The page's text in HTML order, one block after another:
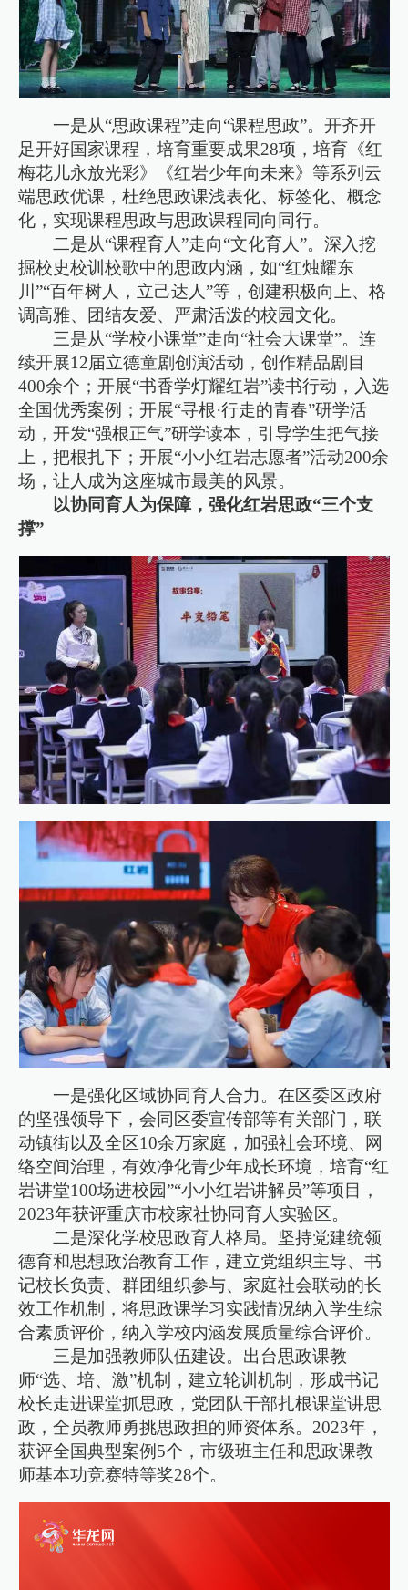
一是从“思政课程”走向“课程思政”。开齐开
足开好国家课程，培育重要成果28项，培育《红
梅花儿永放光彩》《红岩少年向未来》等系列云
端思政优课，杜绝思政课浅表化、标签化、概念
化，实现课程思政与思政课程同向同行。
二是从“课程育人”走向“文化育人”。深入挖
掘校史校训校歌中的思政内涵，如“红烛耀东
川”“百年树人，立己达人”等，创建积极向上、格
调高雅、团结友爱、严肃活泼的校园文化。
三是从“学校小课堂”走向“社会大课堂”。连
续开展12届立德童剧创演活动，创作精品剧目
400余个；开展“书香学灯耀红岩”读书行动，入选
全国优秀案例；开展“寻根·行走的青春”研学活
动，开发“强根正气”研学读本，引导学生把气接
上，把根扎下；开展“小小红岩志愿者”活动200余
场，让人成为这座城市最美的风景。
以协同育人为保障，强化红岩思政“三个支
撑”
一是强化区域协同育人合力。在区委区政府
的坚强领导下，会同区委宣传部等有关部门，联
动镇街以及全区10余万家庭，加强社会环境、网
络空间治理，有效净化青少年成长环境，培育“红
岩讲堂100场进校园”“小小红岩讲解员”等项目，
2023年获评重庆市校家社协同育人实验区。
二是深化学校思政育人格局。坚持党建统领
德育和思想政治教育工作，建立党组织主导、书
记校长负责、群团组织参与、家庭社会联动的长
效工作机制，将思政课学习实践情况纳入学生综
合素质评价，纳入学校内涵发展质量综合评价。
三是加强教师队伍建设。出台思政课教
师“选、培、激”机制，建立轮训机制，形成书记
校长走进课堂抓思政，党团队干部扎根课堂讲思
政，全员教师勇挑思政担的师资体系。2023年，
获评全国典型案例5个，市级班主任和思政课教
师基本功竞赛特等奖28个。